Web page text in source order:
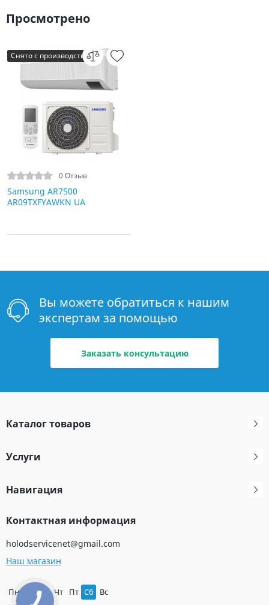
Просмотрено
Снято с производства
0 Отзыв
Samsung AR7500
AR09TXFYAWKN UA
Вы можете обратиться к нашим
экспертам за помощью
Заказать консультацию
Каталог товаров
Услуги
Навигация
Контактная информация
holodservicenet@gmail.com
Наш магазин
Пн Ср Чт Пт Сб Вс